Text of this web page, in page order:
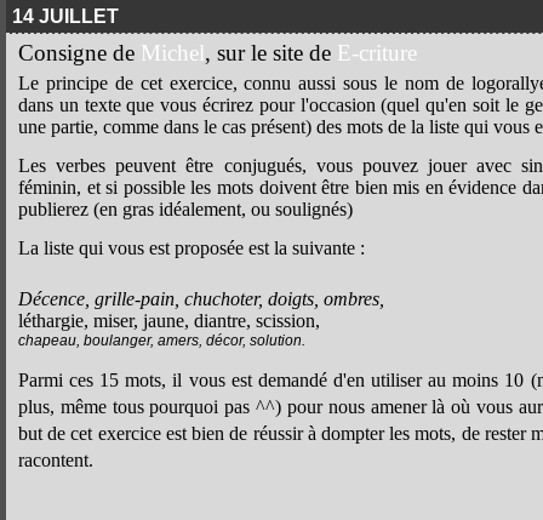
14 JUILLET
Consigne de Michel, sur le site de E-criture
Le principe de cet exercice, connu aussi sous le nom de
dans un texte que vous écrirez pour l'occasion (quel qu'en soit le
une partie, comme dans le cas présent) des mots de la liste qui vous
Les verbes peuvent être conjugués, vous pouvez jouer avec
féminin, et si possible les mots doivent être bien mis en évidence
publierez (en gras idéalement, ou soulignés)
La liste qui vous est proposée est la suivante :
Décence, grille-pain, chuchoter, doigts, ombres,
léthargie, miser, jaune, diantre, scission,
chapeau, boulanger, amers, décor, solution.
Parmi ces 15 mots, il vous est demandé d'en utiliser au moins 10
plus, même tous pourquoi pas ^^) pour nous amener là où vous
but de cet exercice est bien de réussir à dompter les mots, de rester
racontent.